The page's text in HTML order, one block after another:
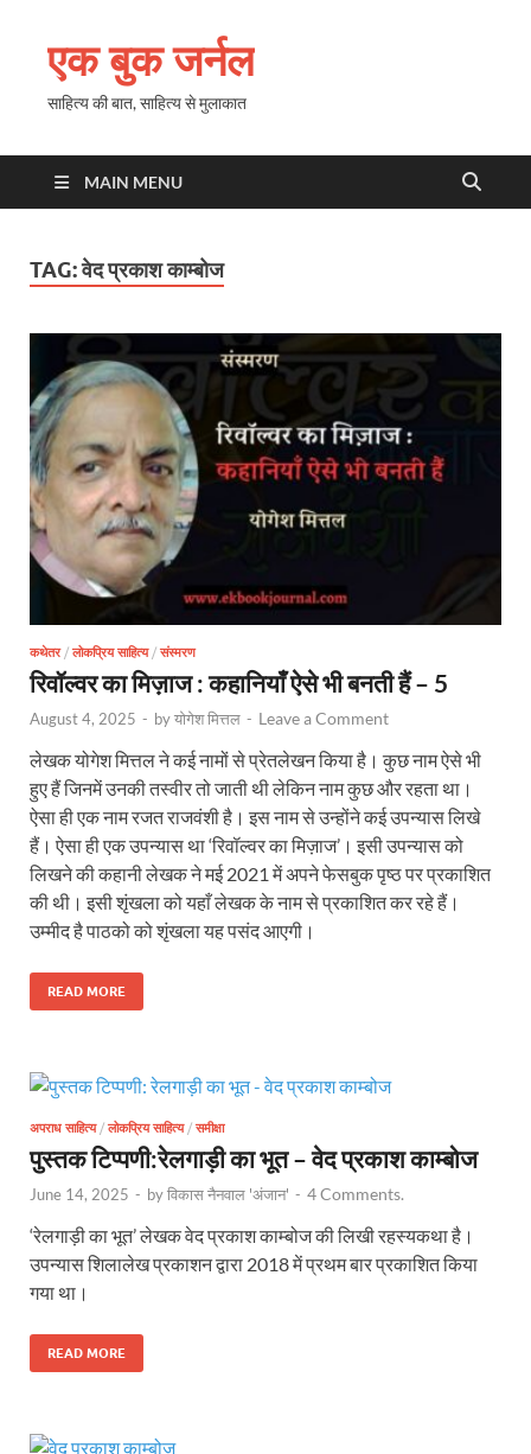
एक बुक जर्नल
साहित्य की बात, साहित्य से मुलाकात
MAIN MENU
TAG:वेद प्रकाश काम्बोज
कथेतर/ लोकप्रिय साहित्य/ संस्मरण
रिवॉल्वर का मिज़ाज : कहानियाँ ऐसे भी बनती हैं – 5
August 4, 2025 - byयोगेश मित्तल - Leave a Comment
लेखक योगेश मित्तल ने कई नामों से प्रेतलेखन किया है। कुछ नाम ऐसे भी
हुए हैं जिनमें उनकी तस्वीर तो जाती थी लेकिन नाम कुछ और रहता था।
ऐसा ही एक नाम रजत राजवंशी है। इस नाम से उन्होंने कई उपन्यास लिखे
हैं। ऐसा ही एक उपन्यास था ‘रिवॉल्वर का मिज़ाज’। इसी उपन्यास को
लिखने की कहानी लेखक ने मई 2021 में अपने फेसबुक पृष्ठ पर प्रकाशित
की थी। इसी शृंखला को यहाँ लेखक के नाम से प्रकाशित कर रहे हैं।
उम्मीद है पाठको को शृंखला यह पसंद आएगी।
READ MORE
अपराध साहित्य/ लोकप्रिय साहित्य/ समीक्षा
पुस्तक टिप्पणी:रेलगाड़ी का भूत – वेद प्रकाश काम्बोज
June 14, 2025 - byविकास नैनवाल 'अंजान' - 4 Comments.
‘रेलगाड़ी का भूत’ लेखक वेद प्रकाश काम्बोज की लिखी रहस्यकथा है।
उपन्यास शिलालेख प्रकाशन द्वारा 2018 में प्रथम बार प्रकाशित किया
गया था।
READ MORE